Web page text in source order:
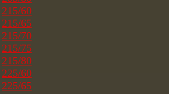
215/60
215/65
215/70
215/75
215/80
225/60
225/65